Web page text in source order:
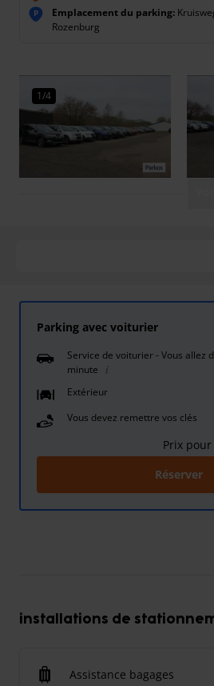
P Emplacement du parking:
Rozenburg
1/4
Parking avec voiturier
Service de voiturier - Vous allez
minute
Extérieur
Vous devez remettre vos clés
Prix
Réserver
installations de
Assistance bagages